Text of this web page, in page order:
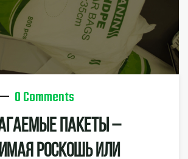
0 Comments
Пакеты –
Роскошь Или